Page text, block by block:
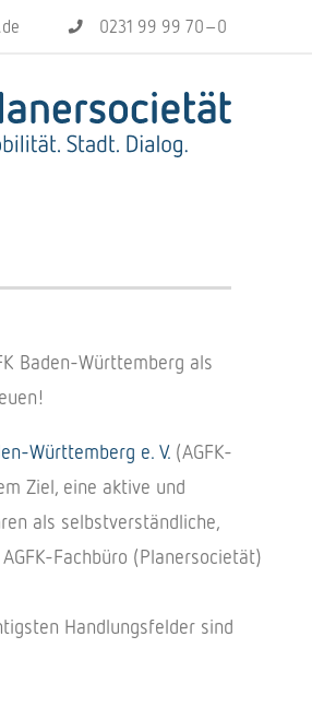
0231 99 99 70–0
Baden-Württemberg als
Württemberg e. V. (AGFK-
Ziel, eine aktive und
als selbstverständliche,
Fachbüro (Planersocietät)
Handlungsfelder sind